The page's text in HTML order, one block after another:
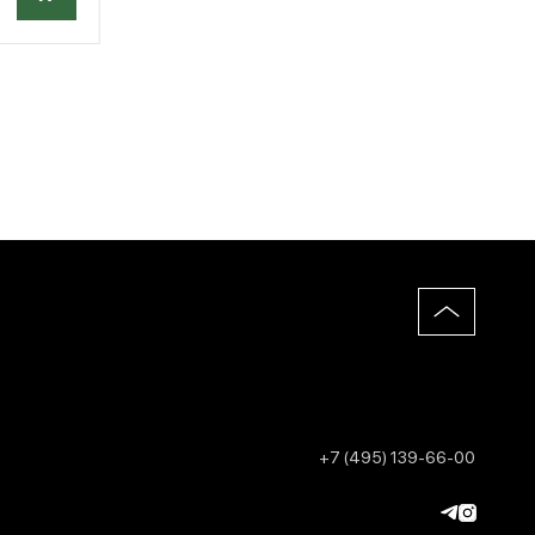
+7 (495) 139-66-00